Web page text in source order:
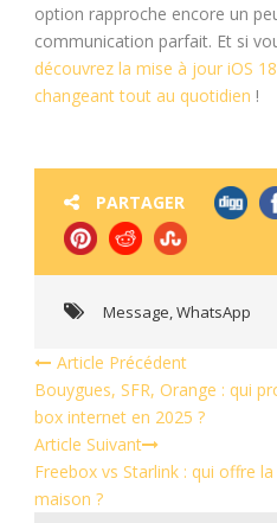
option rapproche encore un
communication parfait. Et si
découvrez la mise à jour iOS
changeant tout au quotidien !
PARTAGER
Message,WhatsApp
Article Précédent
Bouygues, SFR, Orange : qui
box internet en 2025 ?
Article Suivant
Freebox vs Starlink : qui offre
maison ?